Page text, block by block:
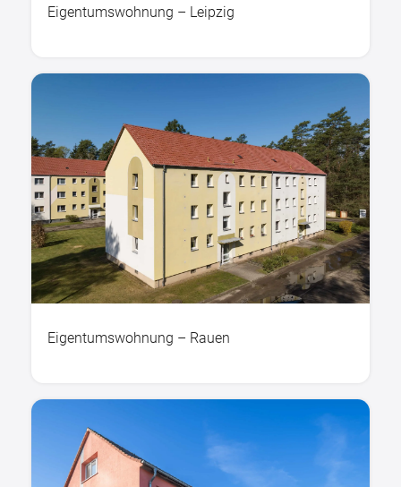
Eigentumswohnung – Leipzig
Eigentumswohnung – Rauen